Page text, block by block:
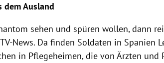
dem Ausland
sehen und spüren wollen, dann
News. Da finden Soldaten in Spanien
in Pflegeheimen, die von Ärzten und